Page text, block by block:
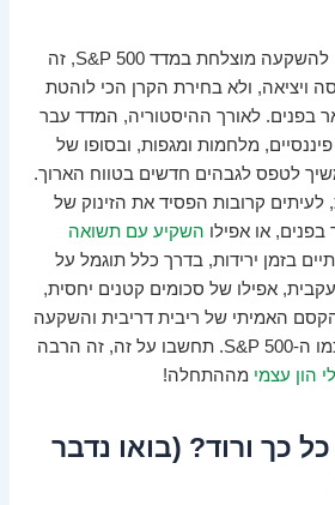
אם יש משהו אחד קריטי להשקעה מוצלחת במדד S&P 500, זה
ויציאה, ולא בחירת הקרן הכי לוהטת
בפנים. לאורך ההיסטוריה, המדד עבר
מלחמות ומגפות, ובסופו של
לטפס לגבהים חדשים בטווח הארוך.
לעיתים קרובות הפסיד את הזינוק של
או אפילו השקיע עם תשואה
בזמן ירידות, בדרך כלל תוגמל על
אפילו של סכומים קטנים יחסית,
האמיתי של ריבית דריבית והשקעה
לטווח ארוך במדד חזק כמו ה-S&P 500. תחשבו על זה, זה הרבה
הון עצמי מההתחלה!
כך ורוד? (בואו נדבר